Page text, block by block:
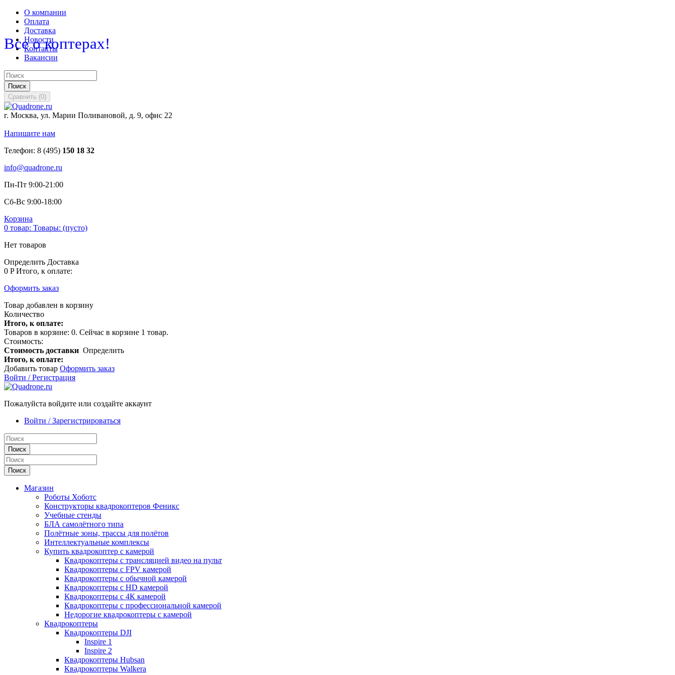
О компании
Оплата
Доставка
Новости
Контакты
Вакансии
Поиск
Сравнить (0)
Все о коптерах!
г. Москва, ул. Марии Поливановой, д. 9, офис 22
Напишите нам
Телефон: 8 (495) 150 18 32
info@quadrone.ru
Пн-Пт 9:00-21:00
Сб-Вс 9:00-18:00
Корзина
0 товар: Товары: (пусто)
Нет товаров
Определить Доставка
0 P Итого, к оплате:
Оформить заказ
Товар добавлен в корзину
Количество
Итого, к оплате:
Товаров в корзине: 0. Сейчас в корзине 1 товар.
Стоимость:
Стоимость доставки Определить
Итого, к оплате:
Добавить товар Оформить заказ
Войти / Регистрация
Пожалуйста войдите или создайте аккаунт
Войти / Зарегистрироваться
Поиск
Поиск
Магазин
Роботы Хоботс
Конструкторы квадрокоптеров Феникс
Учебные стенды
БЛА самолётного типа
Полётные зоны, трассы для полётов
Интеллектуальные комплексы
Купить квадрокоптер с камерой
Квадрокоптеры с трансляцией видео на пульт
Квадрокоптеры с FPV камерой
Квадрокоптеры с обычной камерой
Квадрокоптеры с HD камерой
Квадрокоптеры с 4К камерой
Квадрокоптеры с профессиональной камерой
Недорогие квадрокоптеры с камерой
Квадрокоптеры
Квадрокоптеры DJI
Inspire 1
Inspire 2
Квадрокоптеры Hubsan
Квадрокоптеры Walkera